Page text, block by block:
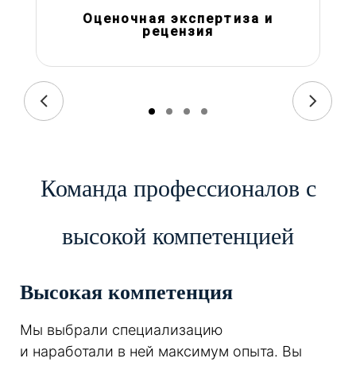
Оценочная экспертиза и
рецензия
Команда профессионалов с
высокой компетенцией
Высокая компетенция
Мы выбрали специализацию
и наработали в ней максимум опыта. Вы